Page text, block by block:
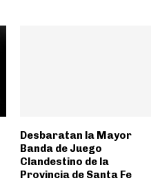
Desbaratan la Mayor
Banda de Juego
Clandestino de la
Provincia de Santa Fe